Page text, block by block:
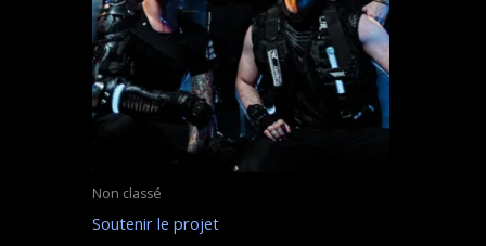
Non classé
Soutenir le projet